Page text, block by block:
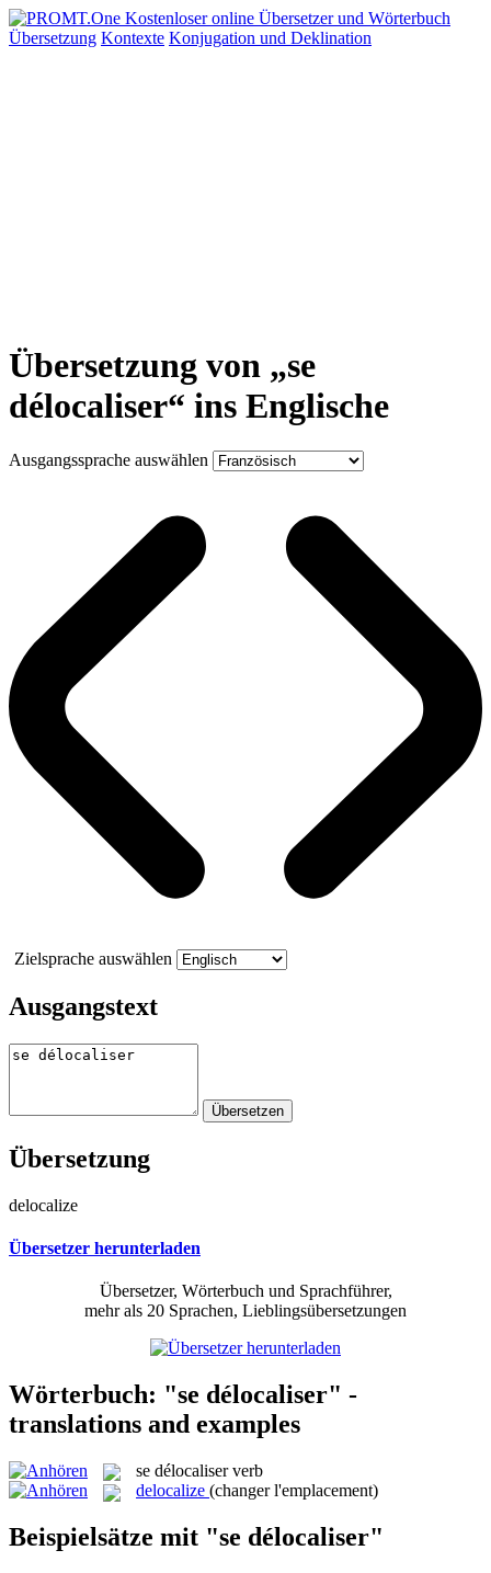
Übersetzung Kontexte Konjugation und Deklination
Übersetzung von „se
délocaliser“ ins Englische
Ausgangssprache auswählen
Zielsprache auswählen
Ausgangstext
Übersetzung
delocalize
Übersetzer herunterladen
Übersetzer, Wörterbuch und Sprachführer,
mehr als 20 Sprachen, Lieblingsübersetzungen
Wörterbuch: "se délocaliser" -
translations and examples
se délocaliser verb
delocalize (changer l'emplacement)
Beispielsätze mit "se délocaliser"